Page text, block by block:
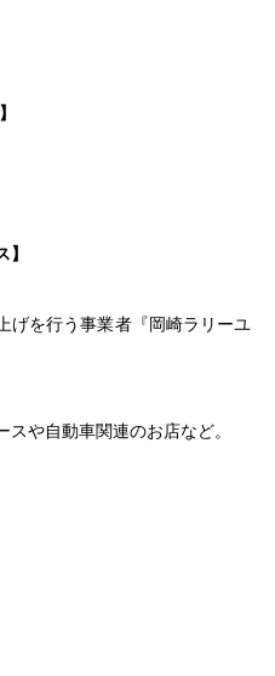
を行う事業者『岡崎ラリーユ
や自動車関連のお店など。